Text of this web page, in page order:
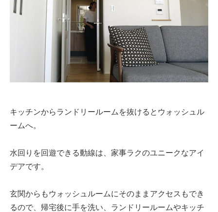
キッチンからランドリールームを抜けるとウォッシュル
ームへ。
水回りを回遊できる動線は、家事ラクのユニークなアイ
デアです。
玄関からもウォッシュルームにそのままアクセスもでき
るので、帰宅後に手を洗い、ランドリールームやキッチ